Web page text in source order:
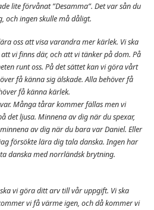
lite förvånat ”Desamma”. Det var sån du
och ingen skulle må dåligt.
oss att visa varandra mer kärlek. Vi ska
vi finns där, och att vi tänker på dom. På
runt oss. På det sättet kan vi göra vårt
få känna sig älskade. Alla behöver få
få känna kärlek.
Många tårar kommer fällas men vi
det ljusa. Minnena av dig när du spexar,
av dig när du bara var Daniel. Eller
försökte lära dig tala danska. Ingen har
danska med norrländsk brytning.
vi göra ditt arv till vår uppgift. Vi ska
vi få värme igen, och då kommer vi